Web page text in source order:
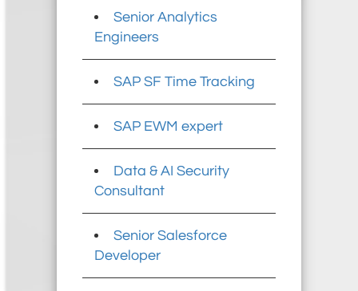
Senior Analytics
Engineers
SAP SF Time Tracking
SAP EWM expert
Data & AI Security
Consultant
Senior Salesforce
Developer